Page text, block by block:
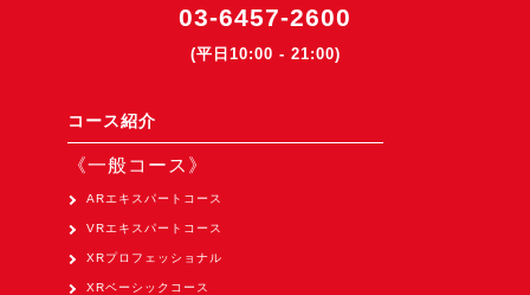
《最新プロダクト》
MR体験型研修プラットフォーム『LegacyLink XR』2025年10月
バーチャルイベントプラットフォーム『MetaLiveStage』2025年
03-6457-2600
(平日10:00 - 21:00)
コース紹介
《一般コース》
ARエキスパートコース
VRエキスパートコース
XRプロフェッショナル
XRベーシックコース